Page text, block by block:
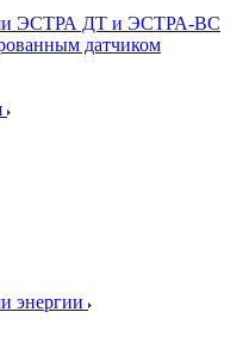
ЭСТРА ДТ и ЭСТРА-ВС
датчиком
энергии